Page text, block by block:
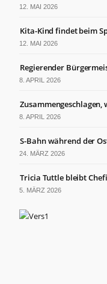
12. MAI 2026
Kita-Kind findet beim
12. MAI 2026
Regierender
8. APRIL 2026
8. APRIL 2026
S-Bahn während der
24. MÄRZ 2026
Tricia Tuttle bleibt
5. MÄRZ 2026